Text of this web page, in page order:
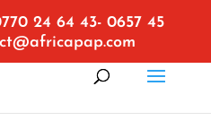
24 64 43- 0657 45